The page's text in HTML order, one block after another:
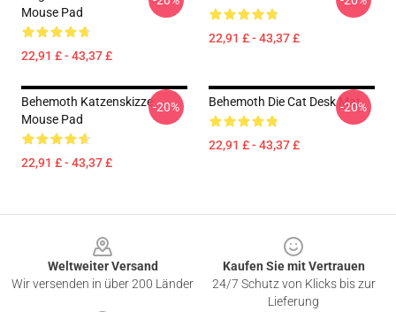
Mouse Pad
22,91 £ - 43,37 £
22,91 £ - 43,37 £
Behemoth Katzenskizze
Mouse Pad
22,91 £ - 43,37 £
-20% Behemoth Die Cat Desk Mat
22,91 £ - 43,37 £
-20%
Weltweiter Versand
Wir versenden in über 200 Länder
Kaufen Sie mit Vertrauen
24/7 Schutz von Klicks bis zur
Lieferung